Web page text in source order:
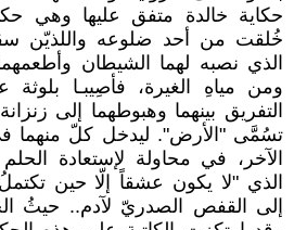
حكاية خالدة متفق عليها وهي
خُلقت من أحد ضلوعه واللذيّن
الذي نصبه لهما الشيطان
ومن مياهِ الغيرة، فأصِيبـا بلوثة
التفريق بينهما وهبوطهما إلى
تسُمَّى "الأرض". ليدخل كلّ منهما
الآخر، في محاولة لإستعادة
الذي "لا يكون عشقاً إلّا حين
إلى القفص الصدريّ لآدم.. حيثُ